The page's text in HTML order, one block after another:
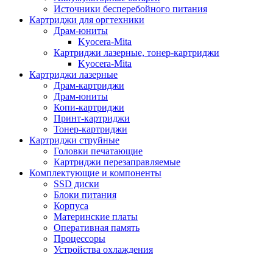
Источники бесперебойного питания
Картриджи для оргтехники
Драм-юниты
Kyocera-Mita
Картриджи лазерные, тонер-картриджи
Kyocera-Mita
Картриджи лазерные
Драм-картриджи
Драм-юниты
Копи-картриджи
Принт-картриджи
Тонер-картриджи
Картриджи струйные
Головки печатающие
Картриджи перезаправляемые
Комплектующие и компоненты
SSD диски
Блоки питания
Корпуса
Материнские платы
Оперативная память
Процессоры
Устройства охлаждения